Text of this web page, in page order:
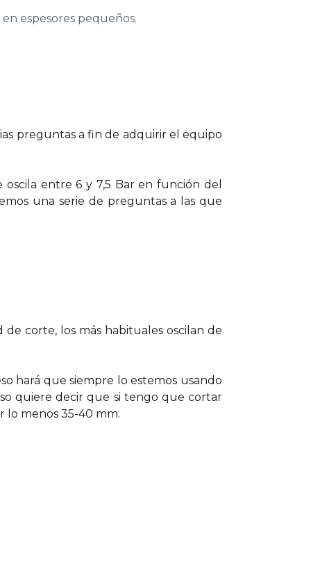
espesores pequeños.
preguntas a fin de adquirir el equipo
entre 6 y 7,5 Bar en función del
una serie de preguntas a las que
corte, los más habituales oscilan de
hará que siempre lo estemos usando
quiere decir que si tengo que cortar
lo menos 35-40 mm.